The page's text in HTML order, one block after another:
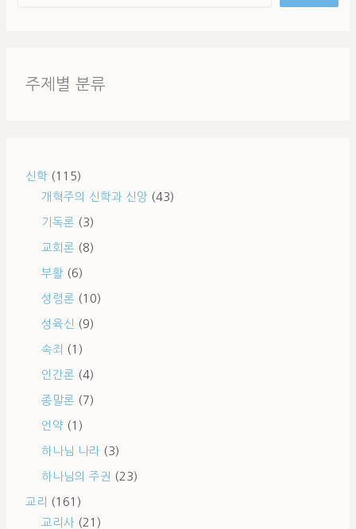
주제별 분류
신학 (115)
개혁주의 신학과 신앙 (43)
기독론 (3)
교회론 (8)
부활 (6)
성령론 (10)
성육신 (9)
속죄 (1)
인간론 (4)
종말론 (7)
언약 (1)
하나님 나라 (3)
하나님의 주권 (23)
교리
(161)
교리사 (21)